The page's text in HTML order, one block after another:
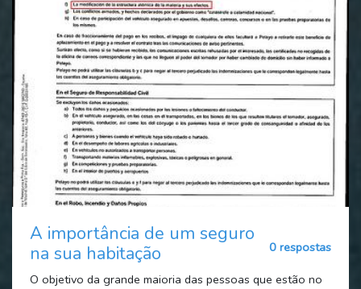
A importância de um seguro
na sua habitação
0 respostas
O objetivo da grande maioria das pessoas que estão no